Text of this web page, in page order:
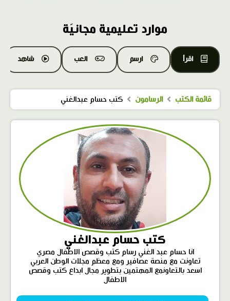
موارد تعليمية مجانيّة
اقرأ ارسم العب شاهد
قائمة الكتب الرسامون كتب حسام عبدالغني
كتب حسام عبدالغني
انا حسام عبد الغني رسام كتب وقصص الاطفال مصري
تعاونت مع منصة عصافير ومع معظم مجلات الوطن العربي
اسعد بالتعاونمع المهتمين بتطوير مجال ابداع كتب وقصص
الاطفال